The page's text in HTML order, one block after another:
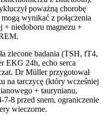
poważną chorobę
wynikać z połączenia
+ niedoboru magnezu +
zlecone badania (TSH, fT4,
EKG 24h, echo serca
Dr Müller przygotował
na tarczycę (który wcześniej
+ taurynianu,
8 przed snem, ograniczenie
wieczorne.